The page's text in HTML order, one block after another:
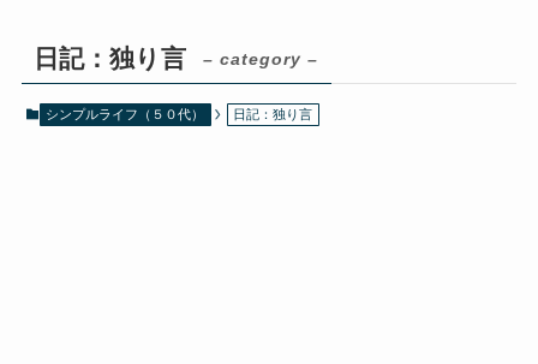
日記：独り言 – category –
シンプルライフ（５０代） 日記：独り言